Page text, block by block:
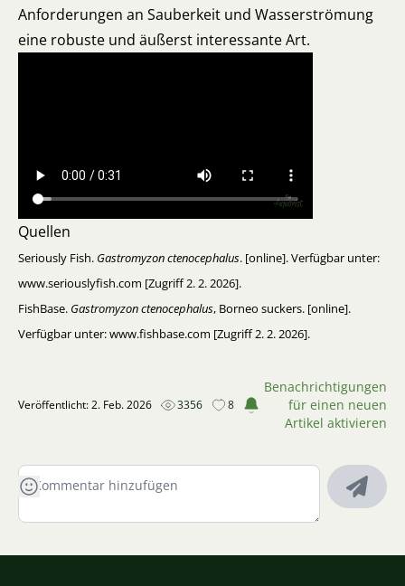
Anforderungen an Sauberkeit und Wasserströmung
eine robuste und äußerst interessante Art.
Quellen
Seriously Fish. Gastromyzon ctenocephalus. [online]. Verfügbar unter:
www.seriouslyfish.com [Zugriff 2. 2. 2026].
FishBase. Gastromyzon ctenocephalus, Borneo suckers. [online].
Verfügbar unter: www.fishbase.com [Zugriff 2. 2. 2026].
Veröffentlicht: 2. Feb. 2026 3356 8
Benachrichtigungen
für einen neuen
Artikel aktivieren